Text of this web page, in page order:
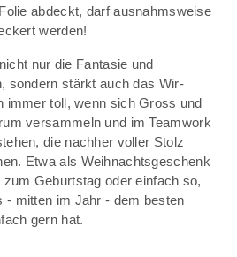
abdeckt, darf ausnahmsweise
werden!
nur die Fantasie und
sondern stärkt auch das Wir-
immer toll, wenn sich Gross und
versammeln und im Teamwork
die nachher voller Stolz
Etwa als Weihnachtsgeschenk
Geburtstag oder einfach so,
- mitten im Jahr - dem besten
gern hat.